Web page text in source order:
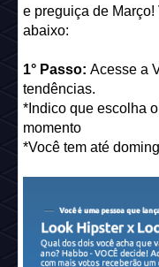
e preguiça de
abaixo:
1° Passo: Acesse a
tendências.
*Indico que escolha
momento
*Você tem até